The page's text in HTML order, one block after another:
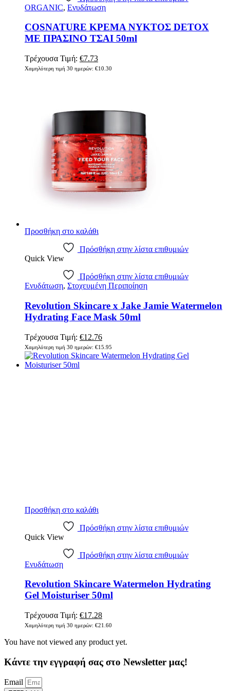
ORGANIC, Ενυδάτωση
COSNATURE ΚΡΕΜΑ ΝΥΚΤΟΣ DETOX
ΜΕ ΠΡΑΣΙΝΟ ΤΣΑΙ 50ml
Τρέχουσα Τιμή: Original
price
€7.73Η
τρέχουσα
Χαμηλότερη τιμή 30 ημερών: €10.30
Προσθήκη στο καλάθι
Πρόσθήκη στην λίστα επιθυμιών
Quick View
Πρόσθήκη στην λίστα επιθυμιών
Ενυδάτωση, Στοχευμένη Περιποίηση
Revolution Skincare x Jake Jamie Watermelon
Hydrating Face Mask 50ml
Τρέχουσα Τιμή: Original
price
was:
€12.76Η
τρέχουσα
τιμή
Χαμηλότερη τιμή 30 ημερών: €15.95
Προσθήκη στο καλάθι
Πρόσθήκη στην λίστα επιθυμιών
Quick View
Πρόσθήκη στην λίστα επιθυμιών
Ενυδάτωση
Revolution Skincare Watermelon Hydrating
Gel Moisturiser 50ml
Τρέχουσα Τιμή: Original
price
€21.60.
€17.28Η
τρέχουσα
είναι:
Χαμηλότερη τιμή 30 ημερών: €21.60
You have not viewed any product yet.
Κάντε την εγγραφή σας στο Newsletter μας!
Email